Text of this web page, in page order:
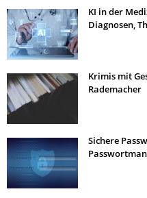
KI in der
Diagnosen,
Krimis mit
Rademacher
Sichere